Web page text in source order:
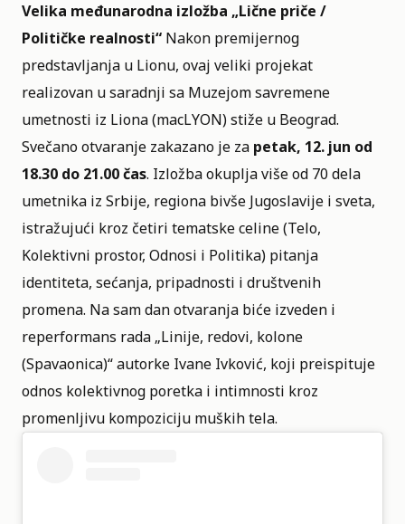
Velika međunarodna izložba „Lične priče /
Političke realnosti“ Nakon premijernog
predstavljanja u Lionu, ovaj veliki projekat
realizovan u saradnji sa Muzejom savremene
umetnosti iz Liona (macLYON) stiže u Beograd.
Svečano otvaranje zakazano je za petak, 12. jun od
18.30 do 21.00 čas. Izložba okuplja više od 70 dela
umetnika iz Srbije, regiona bivše Jugoslavije i sveta,
istražujući kroz četiri tematske celine (Telo,
Kolektivni prostor, Odnosi i Politika) pitanja
identiteta, sećanja, pripadnosti i društvenih
promena. Na sam dan otvaranja biće izveden i
reperformans rada „Linije, redovi, kolone
(Spavaonica)“ autorke Ivane Ivković, koji preispituje
odnos kolektivnog poretka i intimnosti kroz
promenljivu kompoziciju muških tela.